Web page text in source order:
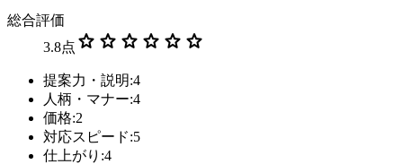
総合評価
3.8点 star star star star star star
提案力・説明:4
人柄・マナー:4
価格:2
対応スピード:5
仕上がり:4